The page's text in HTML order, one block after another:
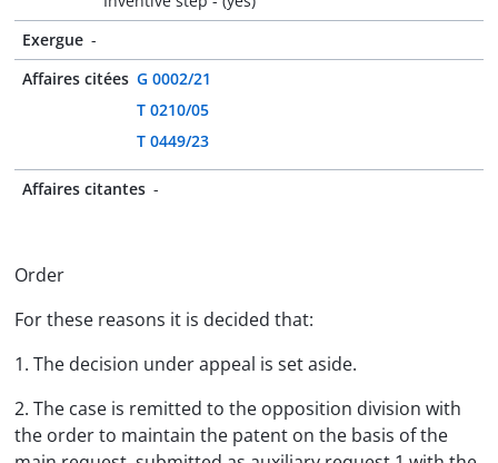
Exergue -
Affaires citées G 0002/21
T 0210/05
T 0449/23
Affaires citantes -
Order
For these reasons it is decided that:
1. The decision under appeal is set aside.
2. The case is remitted to the opposition division with
the order to maintain the patent on the basis of the